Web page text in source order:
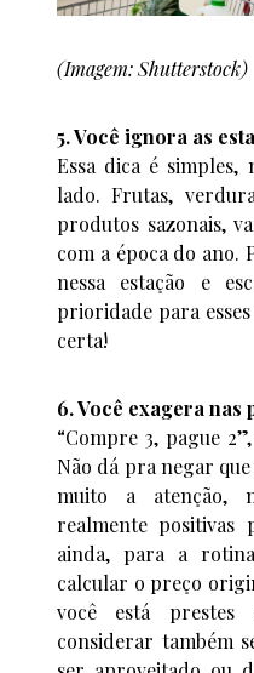
(Imagem: Shutterstock)
5. Você ignora as
Essa dica é simples,
lado. Frutas,
produtos sazonais,
com a época do ano.
nessa estação e
prioridade para
certa!
6. Você exagera nas
“Compre 3, pague
Não dá pra negar
muito a atenção,
realmente positivas
ainda, para a
calcular o preço
você está
considerar também